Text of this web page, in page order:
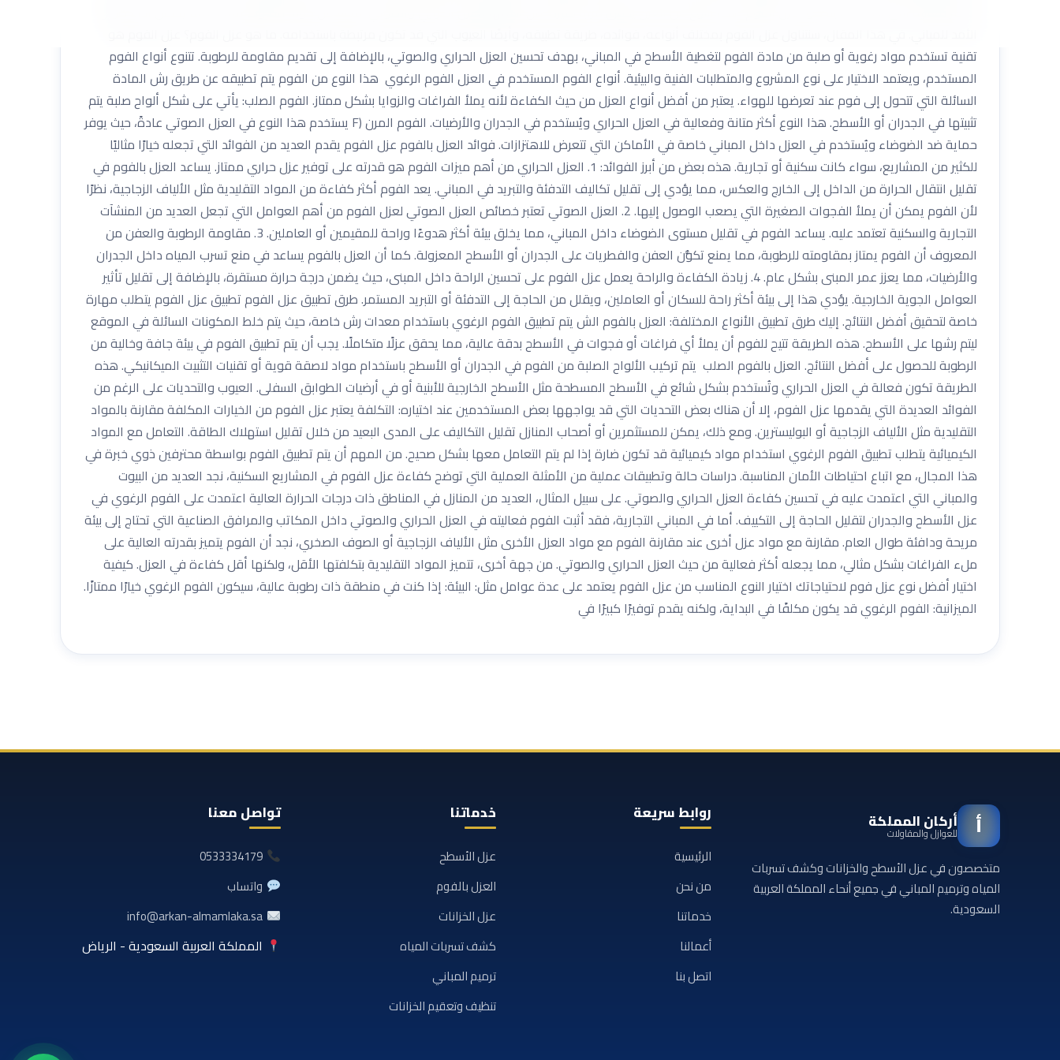
تقنية تستخدم مواد رغوية أو صلبة من مادة الفوم لتغطية الأسطح في المباني، بهدف تحسين العزل الحراري والصوتي، بالإضافة إلى تقديم مقاومة للرطوبة. تتنوع أنواع الفوم
المستخدم، ويعتمد الاختيار على نوع المشروع والمتطلبات الفنية والبيئية. أنواع الفوم المستخدم في العزل الفوم الرغوي هذا النوع من الفوم يتم تطبيقه عن طريق رش المادة
السائلة التي تتحول إلى فوم عند تعرضها للهواء. يعتبر من أفضل أنواع العزل من حيث الكفاءة لأنه يملأ الفراغات والزوايا بشكل ممتاز. الفوم الصلب: يأتي على شكل ألواح صلبة يتم
تثبيتها في الجدران أو الأسطح. هذا النوع أكثر متانة وفعالية في العزل الحراري ويُستخدم في الجدران والأرضيات. الفوم المرن (F يستخدم هذا النوع في العزل الصوتي عادةً، حيث يوفر
حماية ضد الضوضاء ويُستخدم في العزل داخل المباني خاصة في الأماكن التي تتعرض للاهتزازات. فوائد العزل بالفوم عزل الفوم يقدم العديد من الفوائد التي تجعله خيارًا مثاليًا
للكثير من المشاريع، سواء كانت سكنية أو تجارية. هذه بعض من أبرز الفوائد: 1. العزل الحراري من أهم ميزات الفوم هو قدرته على توفير عزل حراري ممتاز. يساعد العزل بالفوم في
تقليل انتقال الحرارة من الداخل إلى الخارج والعكس، مما يؤدي إلى تقليل تكاليف التدفئة والتبريد في المباني. يعد الفوم أكثر كفاءة من المواد التقليدية مثل الألياف الزجاجية، نظرًا
لأن الفوم يمكن أن يملأ الفجوات الصغيرة التي يصعب الوصول إليها. 2. العزل الصوتي تعتبر خصائص العزل الصوتي لعزل الفوم من أهم العوامل التي تجعل العديد من المنشآت
التجارية والسكنية تعتمد عليه. يساعد الفوم في تقليل مستوى الضوضاء داخل المباني، مما يخلق بيئة أكثر هدوءًا وراحة للمقيمين أو العاملين. 3. مقاومة الرطوبة والعفن من
المعروف أن الفوم يمتاز بمقاومته للرطوبة، مما يمنع تكوُّن العفن والفطريات على الجدران أو الأسطح المعزولة. كما أن العزل بالفوم يساعد في منع تسرب المياه داخل الجدران
والأرضيات، مما يعزز عمر المبنى بشكل عام. 4. زيادة الكفاءة والراحة يعمل عزل الفوم على تحسين الراحة داخل المبنى، حيث يضمن درجة حرارة مستقرة، بالإضافة إلى تقليل تأثير
العوامل الجوية الخارجية. يؤدي هذا إلى بيئة أكثر راحة للسكان أو العاملين، ويقلل من الحاجة إلى التدفئة أو التبريد المستمر. طرق تطبيق عزل الفوم تطبيق عزل الفوم يتطلب مهارة
خاصة لتحقيق أفضل النتائج. إليك طرق تطبيق الأنواع المختلفة: العزل بالفوم الش يتم تطبيق الفوم الرغوي باستخدام معدات رش خاصة، حيث يتم خلط المكونات السائلة في الموقع
ليتم رشها على الأسطح. هذه الطريقة تتيح للفوم أن يملأ أي فراغات أو فجوات في الأسطح بدقة عالية، مما يحقق عزلًا متكاملًا. يجب أن يتم تطبيق الفوم في بيئة جافة وخالية من
الرطوبة للحصول على أفضل النتائج. العزل بالفوم الصلب يتم تركيب الألواح الصلبة من الفوم في الجدران أو الأسطح باستخدام مواد لاصقة قوية أو تقنيات التثبيت الميكانيكي. هذه
الطريقة تكون فعالة في العزل الحراري وتُستخدم بشكل شائع في الأسطح المسطحة مثل الأسطح الخارجية للأبنية أو في أرضيات الطوابق السفلى. العيوب والتحديات على الرغم من
الفوائد العديدة التي يقدمها عزل الفوم، إلا أن هناك بعض التحديات التي قد يواجهها بعض المستخدمين عند اختياره: التكلفة يعتبر عزل الفوم من الخيارات المكلفة مقارنة بالمواد
التقليدية مثل الألياف الزجاجية أو البوليسترين. ومع ذلك، يمكن للمستثمرين أو أصحاب المنازل تقليل التكاليف على المدى البعيد من خلال تقليل استهلاك الطاقة. التعامل مع المواد
الكيميائية يتطلب تطبيق الفوم الرغوي استخدام مواد كيميائية قد تكون ضارة إذا لم يتم التعامل معها بشكل صحيح. من المهم أن يتم تطبيق الفوم بواسطة محترفين ذوي خبرة في
هذا المجال، مع اتباع احتياطات الأمان المناسبة. دراسات حالة وتطبيقات عملية من الأمثلة العملية التي توضح كفاءة عزل الفوم في المشاريع السكنية، نجد العديد من البيوت
والمباني التي اعتمدت عليه في تحسين كفاءة العزل الحراري والصوتي. على سبيل المثال، العديد من المنازل في المناطق ذات درجات الحرارة العالية اعتمدت على الفوم الرغوي في
عزل الأسطح والجدران لتقليل الحاجة إلى التكييف. أما في المباني التجارية، فقد أثبت الفوم فعاليته في العزل الحراري والصوتي داخل المكاتب والمرافق الصناعية التي تحتاج إلى بيئة
مريحة ودافئة طوال العام. مقارنة مع مواد عزل أخرى عند مقارنة الفوم مع مواد العزل الأخرى مثل الألياف الزجاجية أو الصوف الصخري، نجد أن الفوم يتميز بقدرته العالية على
ملء الفراغات بشكل مثالي، مما يجعله أكثر فعالية من حيث العزل الحراري والصوتي. من جهة أخرى، تتميز المواد التقليدية بتكلفتها الأقل، ولكنها أقل كفاءة في العزل. كيفية
اختيار أفضل نوع عزل فوم لاحتياجاتك اختيار النوع المناسب من عزل الفوم يعتمد على عدة عوامل مثل: البيئة: إذا كنت في منطقة ذات رطوبة عالية، سيكون الفوم الرغوي خيارًا ممتازًا.
الميزانية: الفوم الرغوي قد يكون مكلفًا في البداية، ولكنه يقدم توفيرًا كبيرًا في
أ أركان المملكة
للعوازل والمقاولات
متخصصون في عزل الأسطح والخزانات وكشف تسربات
المياه وترميم المباني في جميع أنحاء المملكة العربية
السعودية.
روابط سريعة
الرئيسية
من نحن
خدماتنا
أعمالنا
اتصل بنا
خدماتنا
عزل الأسطح
العزل بالفوم
عزل الخزانات
كشف تسربات المياه
ترميم المباني
تنظيف وتعقيم الخزانات
تواصل معنا
0533334179
واتساب
info@arkan-almamlaka.sa
المملكة العربية السعودية - الرياض